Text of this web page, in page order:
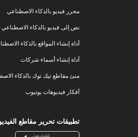
محرر فيديو بالذكاء الاصطناعي
نص إلى فيديو بالذكاء الاصطناعي
أداة إنشاء المواقع بالذكاء
أداة إنشاء أسماء شركات
منئ مقاطع تيك توك بالذكاء
أفكار فيديوهات يوتيوب
تطبيقات تحرير مقاطع